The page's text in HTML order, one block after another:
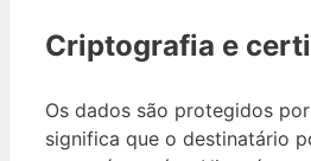
Criptografia e
Os dados são protegidos
significa que o destinatário